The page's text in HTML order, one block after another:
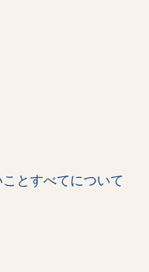
とすべてについて